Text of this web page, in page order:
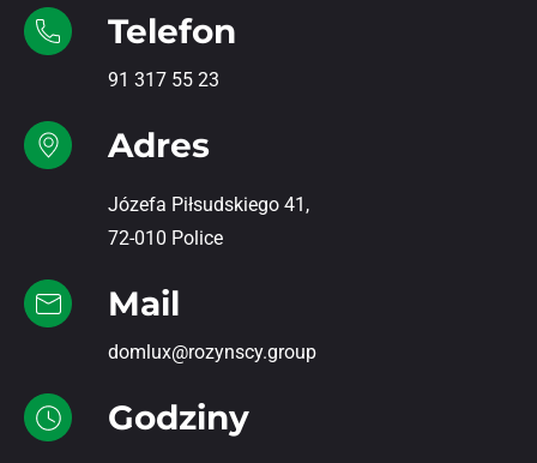
Telefon
91 317 55 23
Adres
Józefa Piłsudskiego 41,
72-010 Police
Mail
domlux@rozynscy.group
Godziny